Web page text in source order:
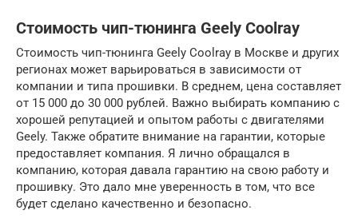
Стоимость чип-тюнинга Geely Coolray
Стоимость чип-тюнинга Geely Coolray в Москве и других
регионах может варьироваться в зависимости от
компании и типа прошивки. В среднем, цена составляет
от 15 000 до 30 000 рублей. Важно выбирать компанию с
хорошей репутацией и опытом работы с двигателями
Geely. Также обратите внимание на гарантии, которые
предоставляет компания. Я лично обращался в
компанию, которая давала гарантию на свою работу и
прошивку. Это дало мне уверенность в том, что все
будет сделано качественно и безопасно.